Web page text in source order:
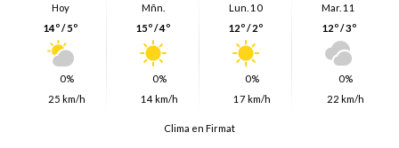
Hoy
14º / 5º
0%
25 km/h
Mñn.
15º / 4º
0%
14 km/h
Lun. 10
12º / 2º
0%
17 km/h
Mar. 11
12º / 3º
0%
22 km/h
Clima en Firmat